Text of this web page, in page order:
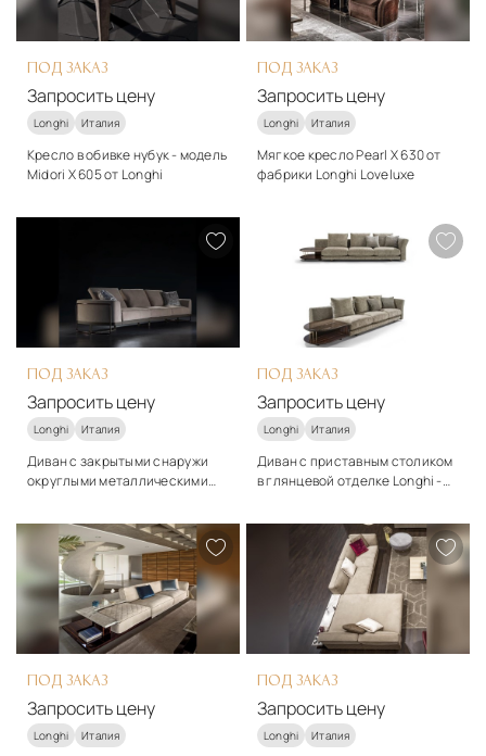
ПОД ЗАКАЗ
Запросить цену
Longhi Италия
Кресло в обивке нубук - модель
Midori X 605 от Longhi
арт-деко
Запросить цену
ПОД ЗАКАЗ
Запросить цену
Longhi Италия
Мягкое кресло Pearl X 630 от
фабрики Longhi Loveluxe
Подробнее
Запросить цену
ПОД ЗАКАЗ
Запросить цену
Longhi Италия
Диван с закрытыми снаружи
округлыми металлическими
арт-деко
Материалы
Текстиль, натуральная
кожа, нубук
Подробнее
Запросить цену
ПОД ЗАКАЗ
Запросить цену
Longhi Италия
Диван с приставным столиком
в глянцевой отделке Longhi -
арт-деко
Дерево, ткань
Подробнее
Запросить цену
ПОД ЗАКАЗ
Запросить цену
Longhi Италия
ПОД ЗАКАЗ
Запросить цену
Longhi Италия